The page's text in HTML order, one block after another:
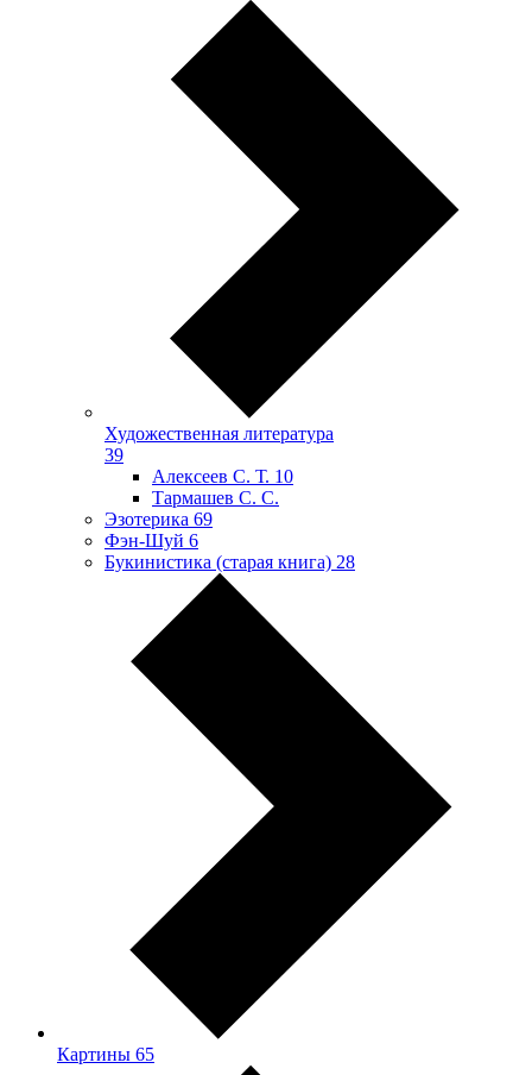
Художественная литература
39
Алексеев С. Т. 10
Тармашев С. С.
Эзотерика 69
Фэн-Шуй 6
Букинистика (старая книга) 28
Картины 65